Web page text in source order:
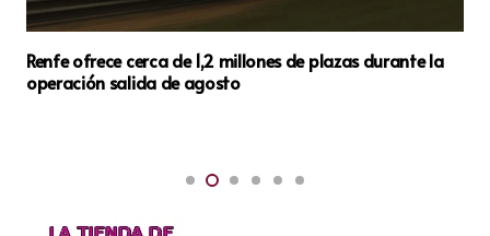
Renfe ofrece cerca de 1,2 millones de plazas durante la
operación salida de agosto